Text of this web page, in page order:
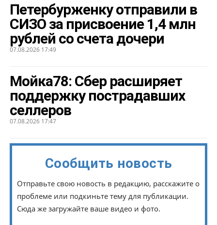
Петербурженку отправили в
СИЗО за присвоение 1,4 млн
рублей со счета дочери
07.08.2026 17:49
Мойка78: Сбер расширяет
поддержку пострадавших
селлеров
07.08.2026 17:47
Сообщить новость
Отправьте свою новость в редакцию, расскажите о
проблеме или подкиньте тему для публикации.
Сюда же загружайте ваше видео и фото.